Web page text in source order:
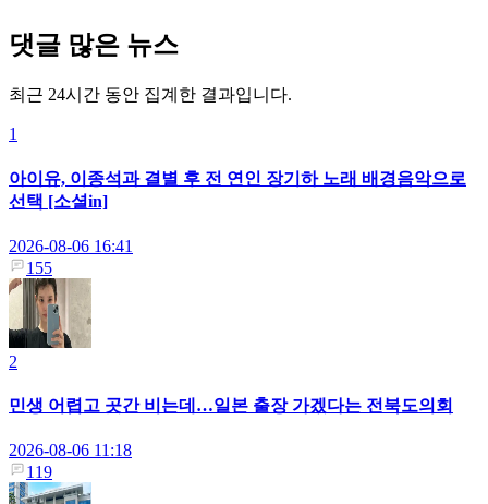
댓글 많은 뉴스
최근 24시간 동안 집계한 결과입니다.
1
아이유, 이종석과 결별 후 전 연인 장기하 노래 배경음악으로
선택 [소셜in]
2026-08-06 16:41
155
2
민생 어렵고 곳간 비는데…일본 출장 가겠다는 전북도의회
2026-08-06 11:18
119